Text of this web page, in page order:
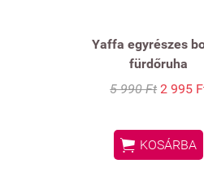
Yaffa egyrészes
fürdőruha
5 990 Ft 2 995
 KOSÁRBA